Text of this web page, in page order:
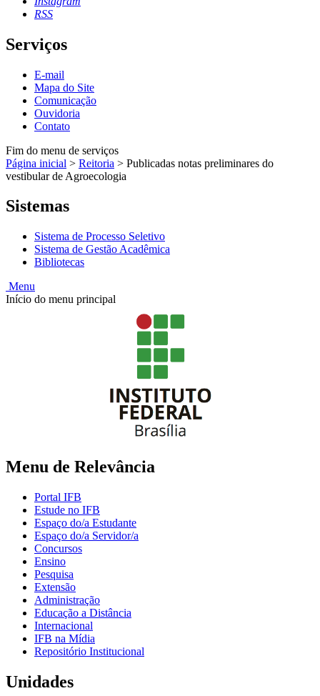
RSS
Serviços
E-mail
Mapa do Site
Comunicação
Ouvidoria
Contato
Fim do menu de serviços
Página inicial > Reitoria > Publicadas notas preliminares do
vestibular de Agroecologia
Sistemas
Sistema de Processo Seletivo
Sistema de Gestão Acadêmica
Bibliotecas
Menu
Início do menu principal
Menu de Relevância
Portal IFB
Estude no IFB
Espaço do/a Estudante
Espaço do/a Servidor/a
Concursos
Ensino
Pesquisa
Extensão
Administração
Educação a Distância
Internacional
IFB na Mídia
Repositório Institucional
Unidades